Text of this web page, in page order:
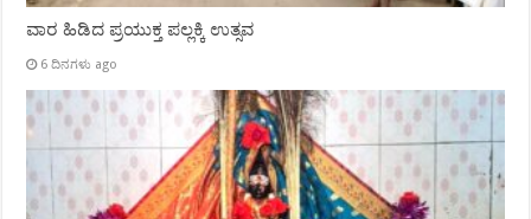
ವಾರ ಹಿಡಿದ ಪ್ರಯುಕ್ತ ಪಲ್ಲಕ್ಕಿ ಉತ್ಸವ
6 ದಿನಗಳು ago